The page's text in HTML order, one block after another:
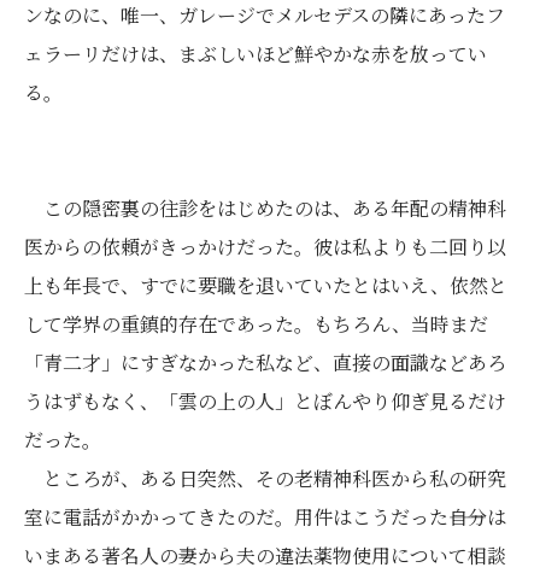
ンなのに、唯一、ガレージでメルセデスの隣にあったフ
ェラーリだけは、まぶしいほど鮮やかな赤を放ってい
る。
この隠密裏の往診をはじめたのは、ある年配の精神科
医からの依頼がきっかけだった。彼は私よりも二回り以
上も年長で、すでに要職を退いていたとはいえ、依然と
して学界の重鎮的存在であった。もちろん、当時まだ
「青二才」にすぎなかった私など、直接の面識などあろ
うはずもなく、「雲の上の人」とぼんやり仰ぎ見るだけ
だった。
ところが、ある日突然、その老精神科医から私の研究
室に電話がかかってきたのだ。用件はこうだった――自分は
いまある著名人の妻から夫の違法薬物使用について相談